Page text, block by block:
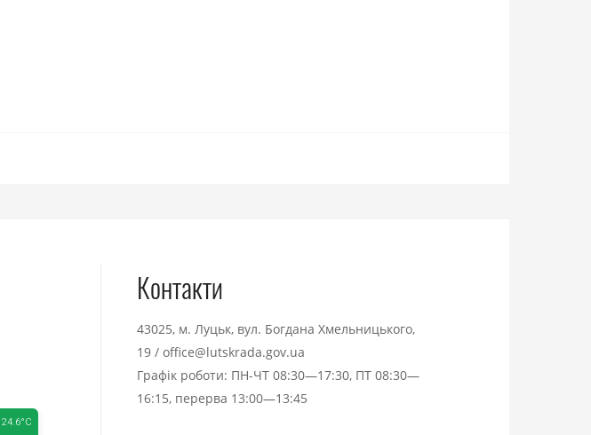
Контакти
43025, м. Луцьк, вул. Богдана Хмельницького,
19 / office@lutskrada.gov.ua
Графік роботи: ПН-ЧТ 08:30—17:30, ПТ 08:30—
16:15, перерва 13:00—13:45